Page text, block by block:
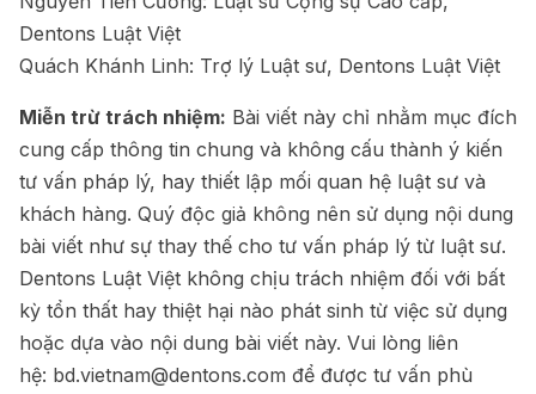
Dentons Luật Việt
Quách Khánh Linh: Trợ lý Luật sư, Dentons Luật Việt
Miễn trừ trách nhiệm: Bài viết này chỉ nhằm mục đích
cung cấp thông tin chung và không cấu thành ý kiến
tư vấn pháp lý, hay thiết lập mối quan hệ luật sư và
khách hàng. Quý độc giả không nên sử dụng nội dung
bài viết như sự thay thế cho tư vấn pháp lý từ luật sư.
Dentons Luật Việt không chịu trách nhiệm đối với bất
kỳ tổn thất hay thiệt hại nào phát sinh từ việc sử dụng
hoặc dựa vào nội dung bài viết này. Vui lòng liên
hệ: bd.vietnam@dentons.com để được tư vấn phù